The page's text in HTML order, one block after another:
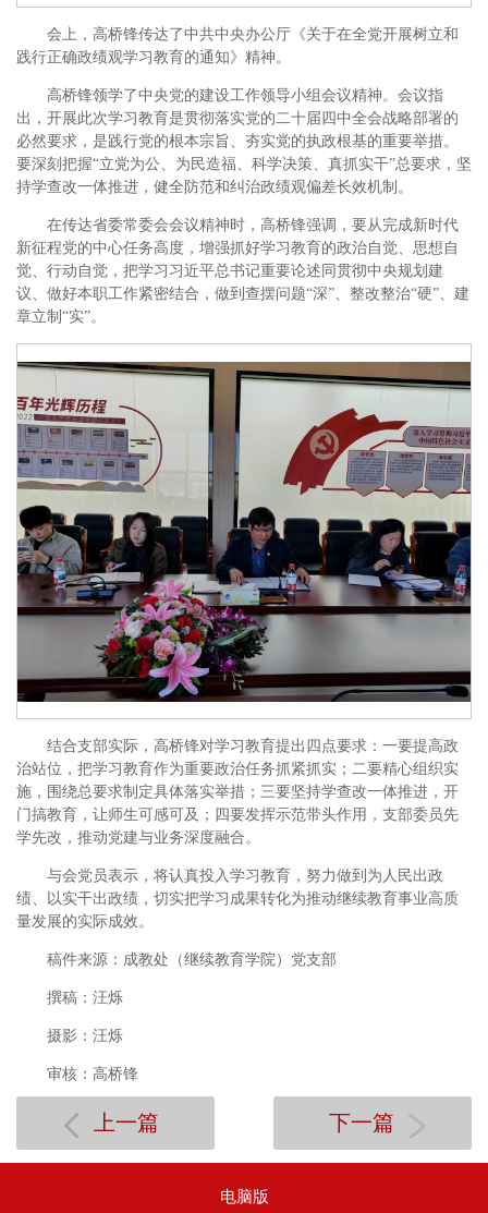
会上，高桥锋传达了中共中央办公厅《关于在全党开展树立和
践行正确政绩观学习教育的通知》精神。
高桥锋领学了中央党的建设工作领导小组会议精神。会议指
出，开展此次学习教育是贯彻落实党的二十届四中全会战略部署的
必然要求，是践行党的根本宗旨、夯实党的执政根基的重要举措。
要深刻把握“立党为公、为民造福、科学决策、真抓实干”总要求，坚
持学查改一体推进，健全防范和纠治政绩观偏差长效机制。
在传达省委常委会会议精神时，高桥锋强调，要从完成新时代
新征程党的中心任务高度，增强抓好学习教育的政治自觉、思想自
觉、行动自觉，把学习习近平总书记重要论述同贯彻中央规划建
议、做好本职工作紧密结合，做到查摆问题“深”、整改整治“硬”、建
章立制“实”。
结合支部实际，高桥锋对学习教育提出四点要求：一要提高政
治站位，把学习教育作为重要政治任务抓紧抓实；二要精心组织实
施，围绕总要求制定具体落实举措；三要坚持学查改一体推进，开
门搞教育，让师生可感可及；四要发挥示范带头作用，支部委员先
学先改，推动党建与业务深度融合。
与会党员表示，将认真投入学习教育，努力做到为人民出政
绩、以实干出政绩，切实把学习成果转化为推动继续教育事业高质
量发展的实际成效。
稿件来源：成教处（继续教育学院）党支部
撰稿：汪烁
摄影：汪烁
审核：高桥锋
上一篇 下一篇
电脑版